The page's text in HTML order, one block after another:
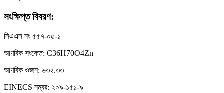
সংক্ষিপ্ত বিবরণ:
সিএএস নং ৫৫৭-০৫-১
আণবিক সংকেত: C36H70O4Zn
আণবিক ওজন: ৬৩২.৩৩
EINECS নম্বর: ২০৯-১৫১-৯